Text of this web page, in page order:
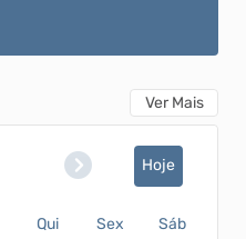
Ver Mais
Hoje
Qui Sex Sáb